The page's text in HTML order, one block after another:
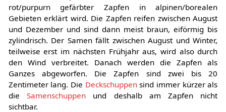
rot/purpurn gefärbter Zapfen in alpinen/borealen
Gebieten erklärt wird. Die Zapfen reifen zwischen August
und Dezember und sind dann meist braun, eiförmig bis
zylindrisch. Der Samen fällt zwischen August und Winter,
teilweise erst im nächsten Frühjahr aus, wird also durch
den Wind verbreitet. Danach werden die Zapfen als
Ganzes abgeworfen. Die Zapfen sind zwei bis 20
Zentimeter lang. Die Deckschuppensind immer kürzer als
dieSamenschuppen und deshalb am Zapfen nicht
sichtbar.